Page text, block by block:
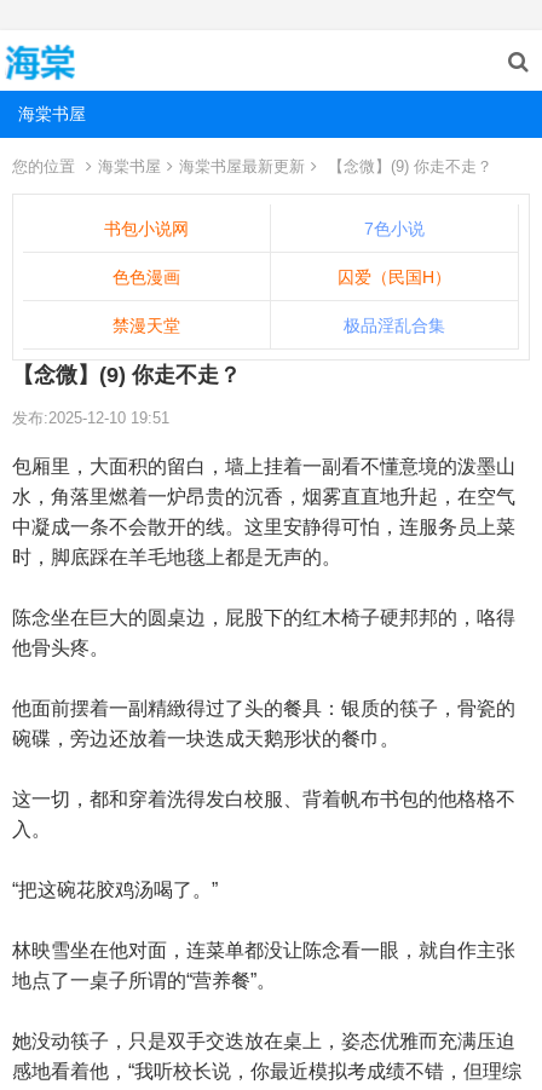
海棠书屋
您的位置 海棠书屋 海棠书屋最新更新 【念微】(9) 你走不走？
书包小说网 7色小说
色色漫画 囚爱（民国H）
禁漫天堂 极品淫乱合集
【念微】(9) 你走不走？
发布:2025-12-10 19:51
包厢里，大面积的留白，墙上挂着一副看不懂意境的泼墨山
水，角落里燃着一炉昂贵的沉香，烟雾直直地升起，在空气
中凝成一条不会散开的线。这里安静得可怕，连服务员上菜
时，脚底踩在羊毛地毯上都是无声的。
陈念坐在巨大的圆桌边，屁股下的红木椅子硬邦邦的，咯得
他骨头疼。
他面前摆着一副精緻得过了头的餐具：银质的筷子，骨瓷的
碗碟，旁边还放着一块迭成天鹅形状的餐巾。
这一切，都和穿着洗得发白校服、背着帆布书包的他格格不
入。
“把这碗花胶鸡汤喝了。”
林映雪坐在他对面，连菜单都没让陈念看一眼，就自作主张
地点了一桌子所谓的“营养餐”。
她没动筷子，只是双手交迭放在桌上，姿态优雅而充满压迫
感地看着他，“我听校长说，你最近模拟考成绩不错，但理综